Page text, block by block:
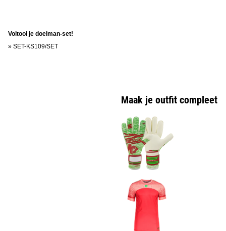
Voltooi je doelman-set!
» SET-KS109/SET
Maak je outfit compleet